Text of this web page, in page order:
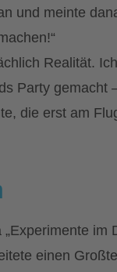
und meinte
Realität.
Party gemacht
die erst am
im
einen